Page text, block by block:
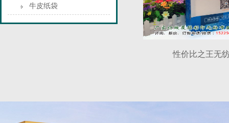
牛皮纸袋
性价比之王无